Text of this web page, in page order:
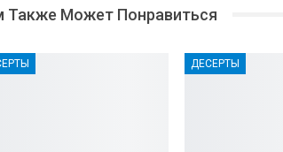
Также Может Понравиться
ДЕСЕРТЫ